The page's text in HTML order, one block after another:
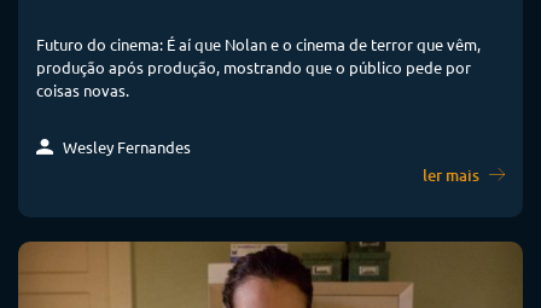
Futuro do cinema: É aí que Nolan e o cinema de terror que vêm,
produção após produção, mostrando que o público pede por
coisas novas.
Wesley Fernandes
ler mais